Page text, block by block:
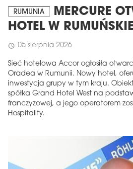
RUMUNIA
MERCURE
HOTEL W
schedule 05 sierpnia 2026
Sieć hotelowa Accor ogłosiła
Oradea w Rumunii. Nowy hotel,
inwestycja grupy w tym kraju.
spółka Grand Hotel West na
franczyzowej, a jego operatorem
Hospitality.